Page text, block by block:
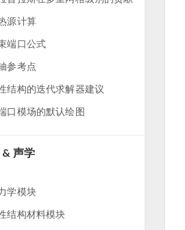
源计算
端口公式
参考点
结构的迭代求解器建议
口模场的默认绘图
& 声学
学模块
结构材料模块